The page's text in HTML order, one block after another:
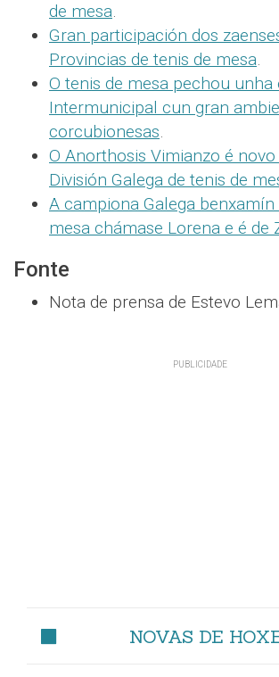
de mesa.
Gran participación dos
Provincias de tenis de mesa.
O tenis de mesa pechou unha
Intermunicipal cun gran
corcubionesas.
O Anorthosis Vimianzo é
División Galega de tenis de
A campiona Galega benxamín
mesa chámase Lorena e é de
Fonte
Nota de prensa de Estevo
NOVAS DE